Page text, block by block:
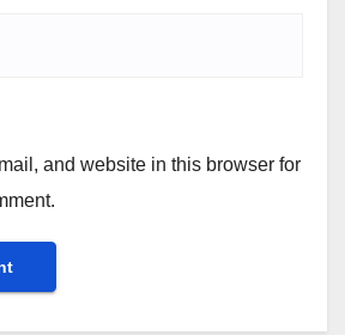
and website in this browser for